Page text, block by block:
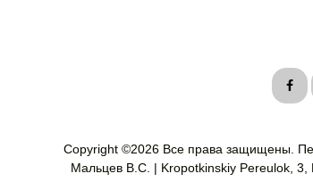
Copyright ©2026 Все права защищены.
Мальцев В.С. | Kropotkinskiy Pereulok,